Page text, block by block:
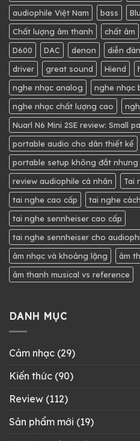
audiophile Việt Nam
bass
Chất lượng âm thanh
chất âm
D600
DAC denon diễn
driver
great sound Hiend
nghe nhạc analog
nghe nhạc
nghe nhạc chất lượng cao
Nuarl N6 Mini 2SE review: Small
portable audio cho dân thiết kế
portable setup không đắt nhưng
review audiophile cá nhân
Tai
tai nghe cao cấp
tai nghe
tai nghe sennheiser cao cấp
tai nghe sennheiser cho
âm nhạc và khoảng lặng
âm
âm thanh musical vs reference
DANH MỤC
Cảm nhạc (29)
Kiến thức (90)
Review (112)
Sản phẩm mới (19)